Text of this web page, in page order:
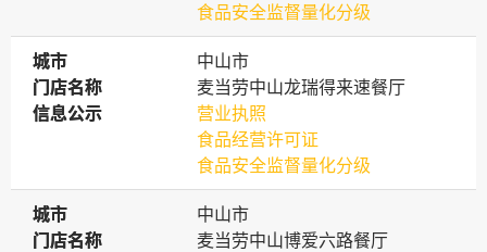
食品安全监督量化分级
城市
城市
中山市
门店名称
门店名称
麦当劳中山龙瑞得来速餐厅
信息公示
信息公示
营业执照
食品经营许可证
食品安全监督量化分级
城市
城市
中山市
门店名称
门店名称
麦当劳中山博爱六路餐厅